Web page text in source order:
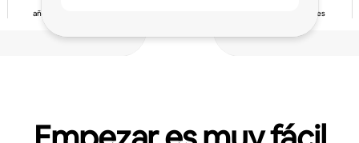
años anfitrionando según huéspedes